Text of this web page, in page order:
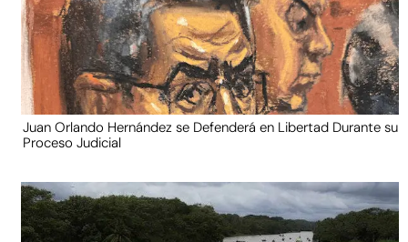
Juan Orlando Hernández se Defenderá en Libertad Durante su
Proceso Judicial